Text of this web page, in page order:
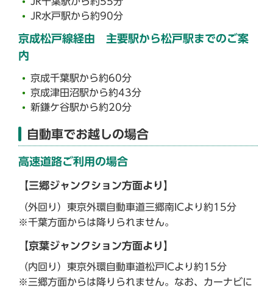
JR水戸駅から約90分
京成松戸線経由 主要駅から松戸駅までのご案
内
京成千葉駅から約60分
京成津田沼駅から約43分
新鎌ケ谷駅から約20分
自動車でお越しの場合
高速道路ご利用の場合
【三郷ジャンクション方面より】
（外回り）東京外環自動車道三郷南ICより約15分
※千葉方面からは降りられません。
【京葉ジャンクション方面より】
（内回り）東京外環自動車道松戸ICより約15分
※三郷方面からは降りられません。なお、カーナビに